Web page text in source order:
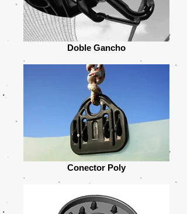
Doble Gancho
Conector Poly